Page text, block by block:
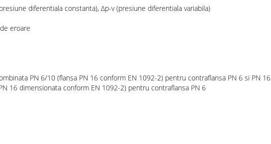
diferentiala constanta), Δp-v (presiune diferentiala variabila)
eroare
PN 6/10 (flansa PN 16 conform EN 1092-2) pentru contraflansa PN 6 si PN 16
16 dimensionata conform EN 1092-2) pentru contraflansa PN 6